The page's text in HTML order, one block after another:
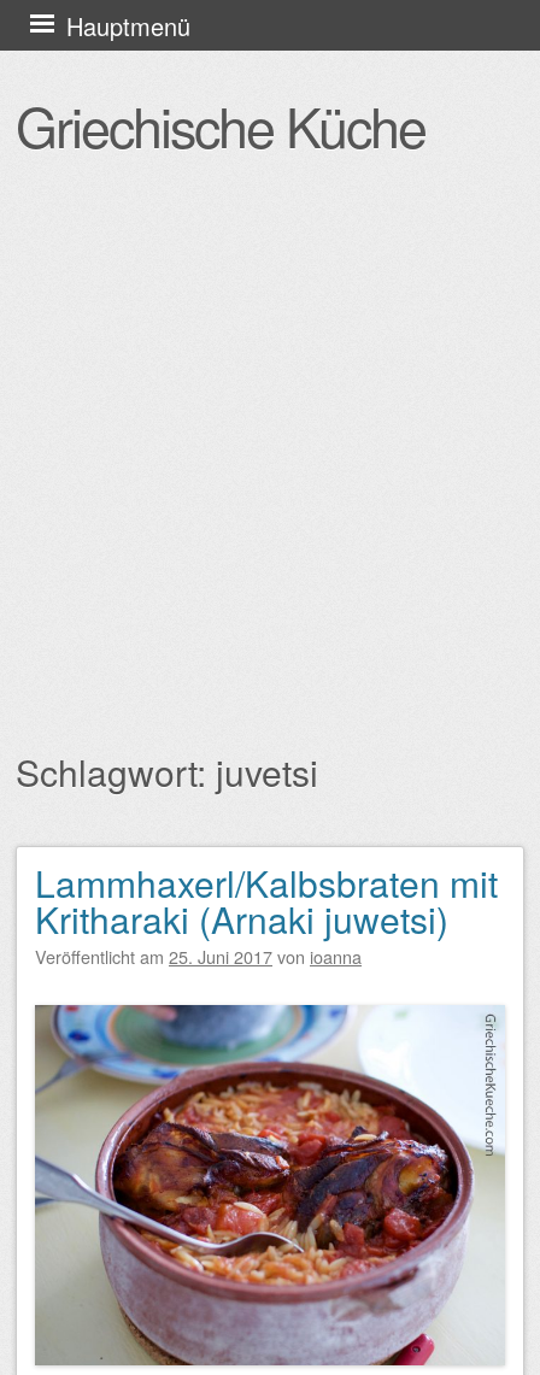
Griechische Küche
Hauptmenü
Zum
Inhalt
Schlagwort: juvetsi
Beitragsnavigation
Lammhaxerl/Kalbsbraten mit
Kritharaki (Arnaki juwetsi)
Veröffentlicht am 25. Juni 2017von ioanna